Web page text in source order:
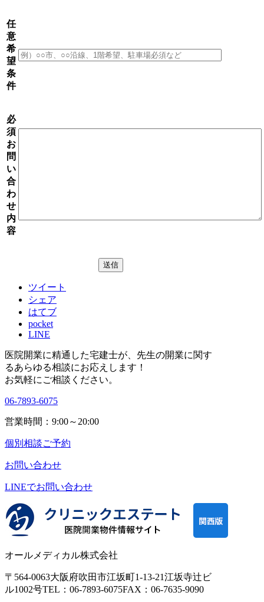
任
意
希
望
条
件
必
須
お
問
い
合
わ
せ
内
容
ツイート
シェア
はてブ
pocket
LINE
医院開業に精通した宅建士が、 先生の開業に関す
るあらゆる相談にお応えします！
お気軽にご相談ください。
06-7893-6075
営業時間：9:00～20:00
個別相談ご予約
お問い合わせ
LINEでお問い合わせ
オールメディカル株式会社
〒564-0063大阪府吹田市江坂町1-13-21江坂寺辻ビ
ル1002号TEL：06-7893-6075FAX：06-7635-9090